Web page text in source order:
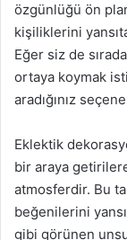
özgünlüğü ön
kişiliklerini
Eğer siz de
ortaya koymak
aradığınız
Eklektik
bir araya
atmosferdir. Bu
beğenilerini
gibi görünen